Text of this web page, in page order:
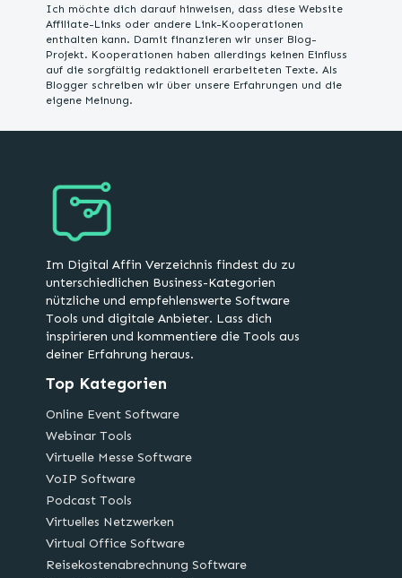
Ich möchte dich darauf hinweisen, dass diese Website
Affiliate-Links oder andere Link-Kooperationen
enthalten kann. Damit finanzieren wir unser Blog-
Projekt. Kooperationen haben allerdings keinen Einfluss
auf die sorgfältig redaktionell erarbeiteten Texte. Als
Blogger schreiben wir über unsere Erfahrungen und die
eigene Meinung.
Im Digital Affin Verzeichnis findest du zu
unterschiedlichen Business-Kategorien
nützliche und empfehlenswerte Software
Tools und digitale Anbieter. Lass dich
inspirieren und kommentiere die Tools aus
deiner Erfahrung heraus.
Top Kategorien
Online Event Software
Webinar Tools
Virtuelle Messe Software
VoIP Software
Podcast Tools
Virtuelles Netzwerken
Virtual Office Software
Reisekostenabrechnung Software